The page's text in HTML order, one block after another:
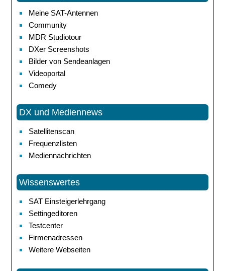
Meine SAT-Antennen
Community
MDR Studiotour
DXer Screenshots
Bilder von Sendeanlagen
Videoportal
Comedy
DX und Mediennews
Satellitenscan
Frequenzlisten
Mediennachrichten
Wissenswertes
SAT Einsteigerlehrgang
Settingeditoren
Testcenter
Firmenadressen
Weitere Webseiten